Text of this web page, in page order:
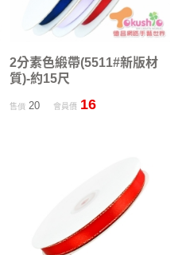
2分素色緞帶(5511#新版材
質)-約15尺
售價 20 會員價 16